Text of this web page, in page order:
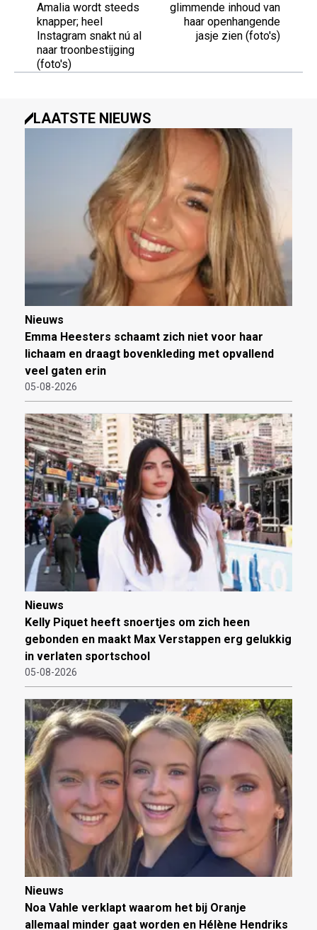
Amalia wordt steeds
knapper; heel
Instagram snakt nú al
naar troonbestijging
(foto's)
glimmende inhoud van
haar openhangende
jasje zien (foto's)
LAATSTE NIEUWS
Nieuws
Emma Heesters schaamt zich niet voor haar
lichaam en draagt bovenkleding met opvallend
veel gaten erin
05-08-2026
Nieuws
Kelly Piquet heeft snoertjes om zich heen
gebonden en maakt Max Verstappen erg gelukkig
in verlaten sportschool
05-08-2026
Nieuws
Noa Vahle verklapt waarom het bij Oranje
allemaal minder gaat worden en Hélène Hendriks